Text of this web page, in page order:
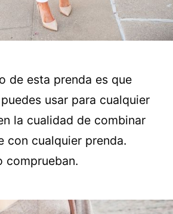
de esta prenda es que
usar para cualquier
la cualidad de combinar
con cualquier prenda.
comprueban.